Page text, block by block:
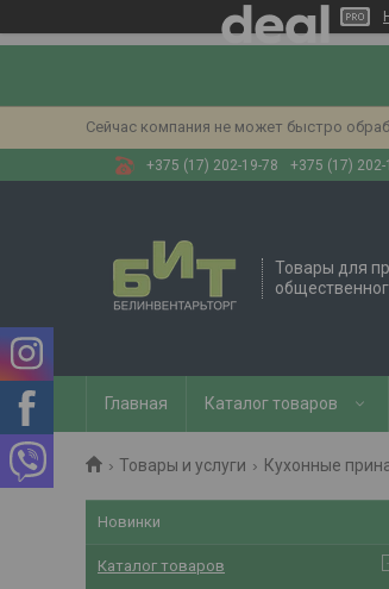
Сейчас компания не может быстро
+375 (17) 202-19-78 +375 (17) 202-
Товары для
Главная Каталог товаров
Товары и услуги Кухонные
Новинки
Каталог товаров